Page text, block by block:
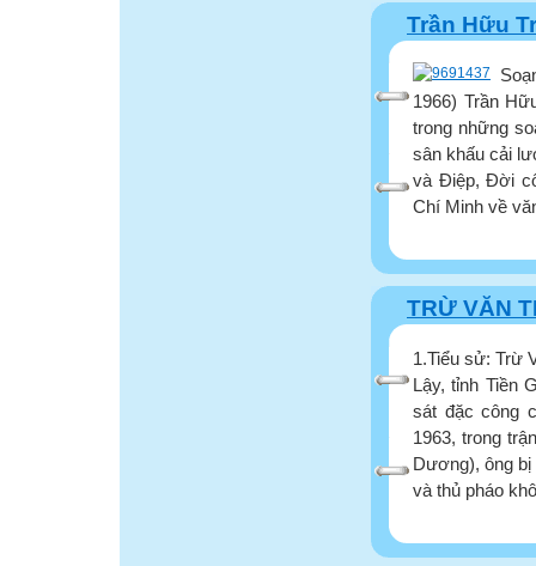
Trần Hữu
1966) Trần
trong những
sân khấu cải
và Điệp, Đời
Chí Minh về
TRỪ VĂN
1.Tiểu sử: Trừ
Lậy, tỉnh Tiền
sát đặc công
1963, trong
Dương), ông bị
và thủ pháo